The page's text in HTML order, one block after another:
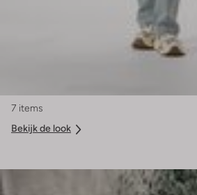
7 items
Bekijk de look